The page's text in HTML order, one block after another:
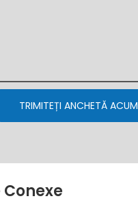
TRIMITEȚI ANCHETĂ ACUM